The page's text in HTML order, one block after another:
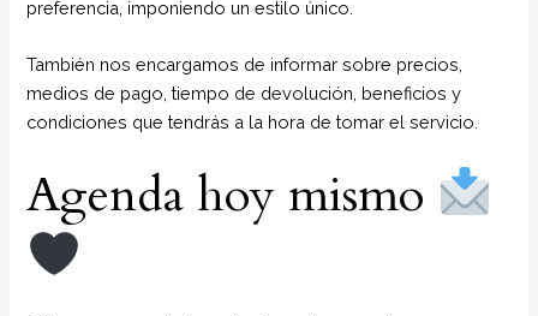
preferencia, imponiendo un estilo único.
También nos encargamos de informar sobre precios,
medios de pago, tiempo de devolución, beneficios y
condiciones que tendrás a la hora de tomar el servicio.
Agenda hoy mismo